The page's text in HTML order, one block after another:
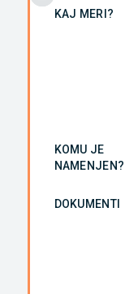
KAJ MERI?
KOMU JE
NAMENJEN?
DOKUMENTI